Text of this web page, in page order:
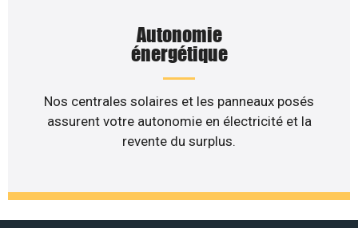
Autonomie
énergétique
Nos centrales solaires et les panneaux posés
assurent votre autonomie en électricité et la
revente du surplus.